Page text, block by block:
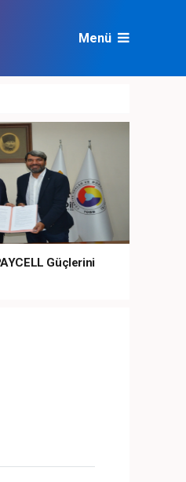
Menü
Güçlerini